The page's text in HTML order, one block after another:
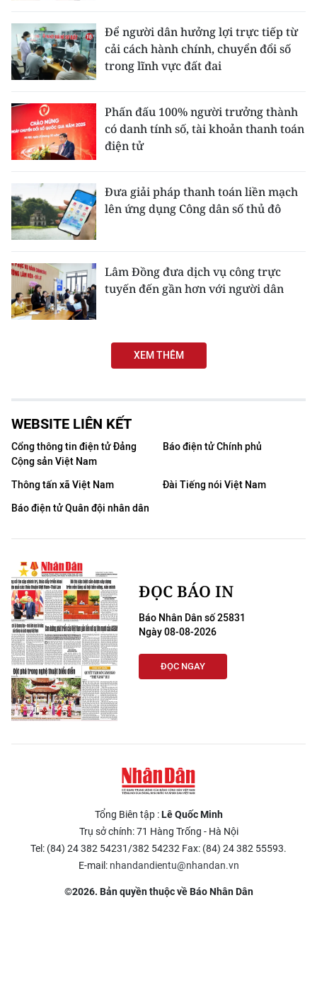
Để người dân hưởng lợi trực tiếp từ
cải cách hành chính, chuyển đổi số
trong lĩnh vực đất đai
Phấn đấu 100% người trưởng thành
có danh tính số, tài khoản thanh toán
điện tử
Đưa giải pháp thanh toán liền mạch
lên ứng dụng Công dân số thủ đô
Lâm Đồng đưa dịch vụ công trực
tuyến đến gần hơn với người dân
XEM THÊM
WEBSITE LIÊN KẾT
Cổng thông tin điện tử Đảng
Cộng sản Việt Nam
Báo điện tử Chính phủ
Thông tấn xã Việt Nam
Đài Tiếng nói Việt Nam
Báo điện tử Quân đội nhân dân
ĐỌC BÁO IN
Báo Nhân Dân số 25831
Ngày 08-08-2026
ĐỌC NGAY
Tổng Biên tập :Lê Quốc Minh
Trụ sở chính: 71 Hàng Trống - Hà Nội
Tel: (84) 24 382 54231/382 54232 Fax: (84) 24 382 55593.
E-mail: nhandandientu@nhandan.vn
©2026. Bản quyền thuộc về Báo Nhân Dân